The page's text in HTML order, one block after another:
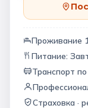
Проживание
Питание:
Транспорт
Страховка ·